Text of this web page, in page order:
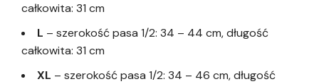
całkowita: 31 cm
L – szerokość pasa 1/2: 34 – 44 cm, długość
całkowita: 31 cm
XL – szerokość pasa 1/2: 34 – 46 cm, długość